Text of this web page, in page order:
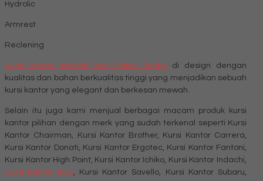
Hydrolic
Armrest
Reclening
Kursi Kantor Indachi Inco Catier Series di design dengan
kualitas dan bahan berkualitas tinggi yang menjadikan sebuah
kursi kantor yang elegant dan berkesan mewah.
Selain itu juga kami menjual berbagai macam produk kursi
kantor pilihan dengan merk yang sudah terkenal seperti Kursi
Kantor Chairman, Kursi Kantor Brother, Kursi Kantor Carrera,
Kursi Kantor Donati, Kursi Kantor Ergotec, Kursi Kantor Fantoni,
Kursi Kantor High Point, Kursi Kantor Ichiko, Kursi Kantor Indachi,
Kursi Kantor Inco, Kursi Kantor Savello, Kursi Kantor Subaru,